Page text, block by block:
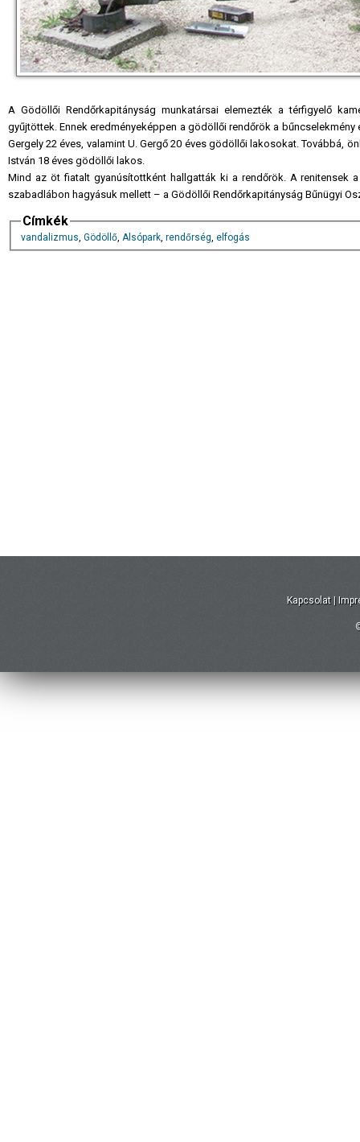
A Gödöllői Rendőrkapitányság munkatársai elemezték a térfigyelő
gyűjtöttek. Ennek eredményeképpen a gödöllői rendőrök a
Gergely 22 éves, valamint U. Gergő 20 éves gödöllői lakosokat. Továbbá,
István 18 éves gödöllői lakos.
Mind az öt fiatalt gyanúsítottként hallgatták ki a rendőrök. A renitensek
szabadlábon hagyásuk mellett – a Gödöllői Rendőrkapitányság Bűnügyi
Címkék
vandalizmus, Gödöllő, Alsópark, rendőrség, elfogás
Kapcsolat |